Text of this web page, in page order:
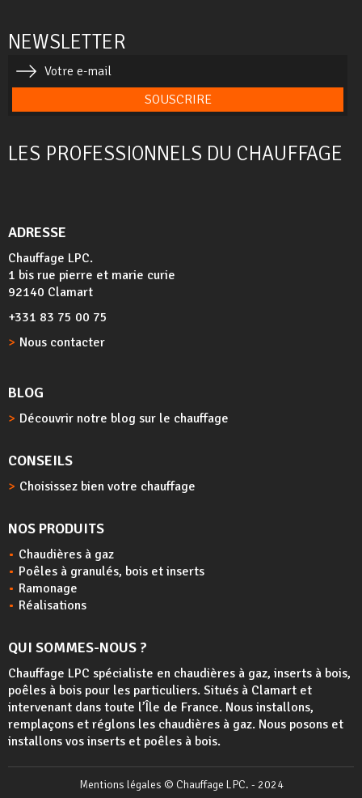
NEWSLETTER
SOUSCRIRE
LES PROFESSIONNELS DU CHAUFFAGE
ADRESSE
Chauffage LPC.
1 bis rue pierre et marie curie
92140 Clamart
+331 83 75 00 75
Nous contacter
BLOG
Découvrir notre blog sur le chauffage
CONSEILS
Choisissez bien votre chauffage
NOS PRODUITS
Chaudières à gaz
Poêles à granulés, bois et inserts
Ramonage
Réalisations
QUI SOMMES-NOUS ?
Chauffage LPC spécialiste en chaudières à gaz, inserts à bois,
poêles à bois pour les particuliers. Situés à Clamart et
intervenant dans toute l’Île de France. Nous installons,
remplaçons et réglons les chaudières à gaz. Nous posons et
installons vos inserts et poêles à bois.
Mentions légales © Chauffage LPC. - 2024